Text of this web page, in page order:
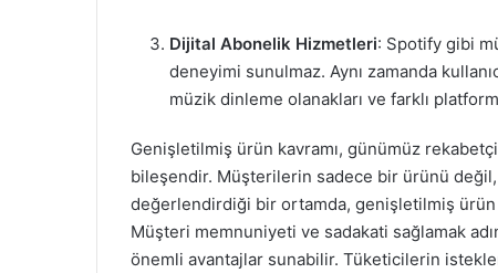
Dijital Abonelik Hizmetleri: Spotify gibi
deneyimi sunulmaz. Aynı zamanda
müzik dinleme olanakları ve farklı
Genişletilmiş ürün kavramı, günümüz
bileşendir. Müşterilerin sadece bir ürünü
değerlendirdiği bir ortamda, genişletilmiş
Müşteri memnuniyeti ve sadakati sağlamak
önemli avantajlar sunabilir. Tüketicilerin